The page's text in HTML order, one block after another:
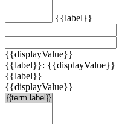
{{label}}
{{displayValue}}
{{label}}: {{displayValue}}
{{label}}
{{displayValue}}